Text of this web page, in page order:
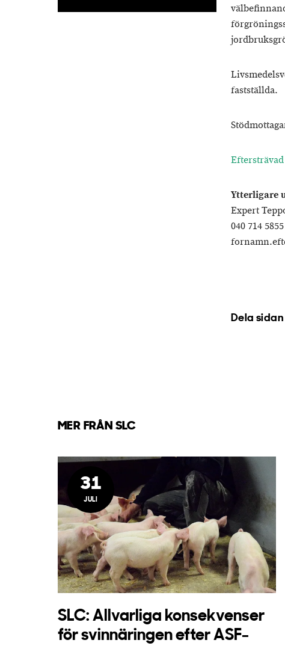
fastställda.
Ytterligare
Expert
040 714 5855
Dela sidan
MER FRÅN SLC
31
JULI
SLC: Allvarliga konsekvenser
för svinnäringen efter ASF-